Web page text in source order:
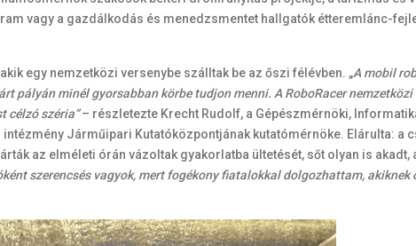
vagy a gazdálkodás és menedzsmentet hallgatók étteremlánc-
egy nemzetközi versenybe szálltak be az őszi félévben. „A mobil
pályán minél gyorsabban körbe tudjon menni. A RoboRacer
célzó széria”– részletezte Krecht Rudolf, a Gépészmérnöki,
Járműipari Kutatóközpontjának kutatómérnöke. Elárulta: a
az elméleti órán vázoltak gyakorlatba ültetését, sőt olyan is akadt,
szerencsés vagyok, mert fogékony fiatalokkal dolgozhattam, akiknek